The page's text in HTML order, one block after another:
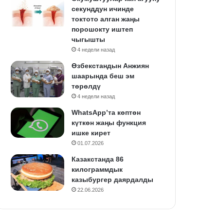
секунддун ичинде
токтото алган жаңы
порошокту иштеп
чыгышты
4 недели назад
Өзбекстандын Анжиян
шаарында беш эм
төрөлдү
4 недели назад
WhatsApp’та көптөн
күткөн жаңы функция
ишке кирет
01.07.2026
Казакстанда 86
килограммдык
казыбургер даярдалды
22.06.2026